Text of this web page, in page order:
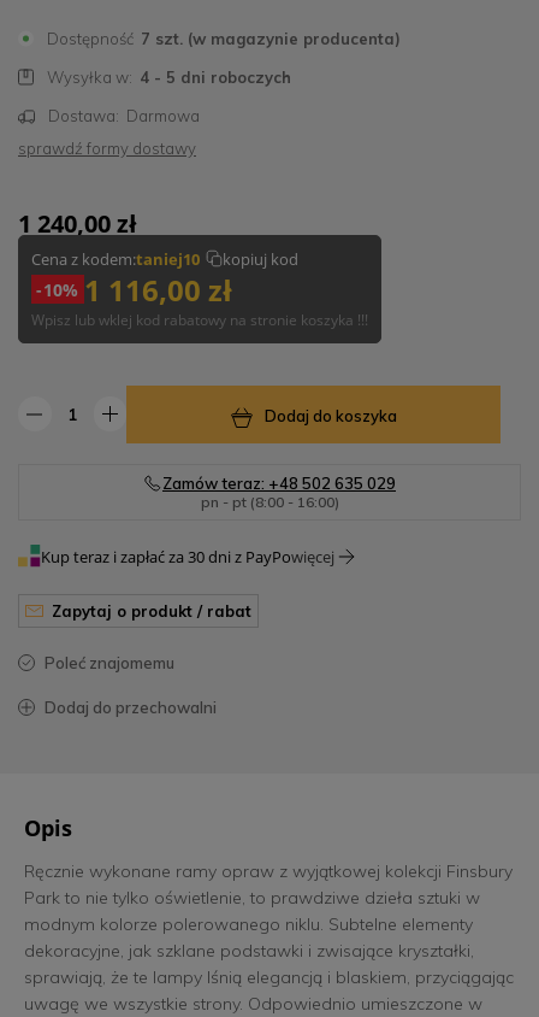
Dostępność 7 szt. (w magazynie producenta)
Wysyłka w: 4 - 5 dni roboczych
Dostawa: Darmowa
sprawdź formy dostawy
1 240,00 zł
Cena z kodem:taniej10 kopiuj kod
-10% 1 116,00 zł
Wpisz lub wklej kod rabatowy na stronie koszyka !!!
Dodaj do koszyka
Zamów teraz: +48 502 635 029
pn - pt (8:00 - 16:00)
Kup teraz i zapłać za 30 dni z PayPowięcej
zapytaj o produkt / rabat
poleć znajomemu
dodaj do przechowalni
Opis
Ręcznie wykonane ramy opraw z wyjątkowej kolekcji Finsbury
Park to nie tylko oświetlenie, to prawdziwe dzieła sztuki w
modnym kolorze polerowanego niklu. Subtelne elementy
dekoracyjne, jak szklane podstawki i zwisające kryształki,
sprawiają, że te lampy lśnią elegancją i blaskiem, przyciągając
uwagę we wszystkie strony. Odpowiednio umieszczone w